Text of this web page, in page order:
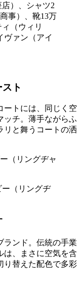
）、シャツ2
事）、靴13万
（ウィリ
ヴァン（アイ
ト
ートには、同じく空
ッチ。薄手ながらふ
リと舞うコートの洒
（リングヂ
ランド。伝統の手業
は、まさに空気を含
り替えた配色で多彩